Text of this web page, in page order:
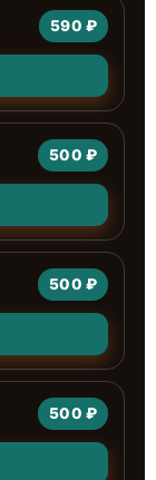
590 ₽
500 ₽
500 ₽
500 ₽